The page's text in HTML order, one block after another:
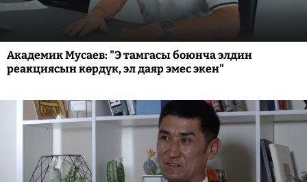
Академик Мусаев: "Э тамгасы боюнча элдин
реакциясын көрдүк, эл даяр эмес экен"